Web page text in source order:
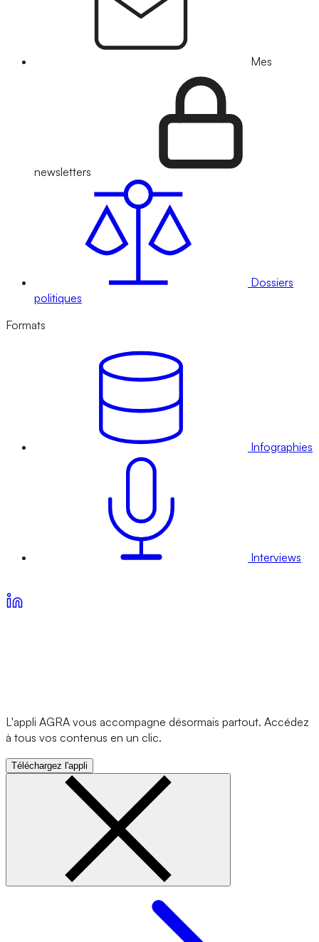
Mes
newsletters
Dossiers
politiques
Formats
Infographies
Interviews
L'appli AGRA vous accompagne désormais partout. Accédez
à tous vos contenus en un clic.
Téléchargez l'appli